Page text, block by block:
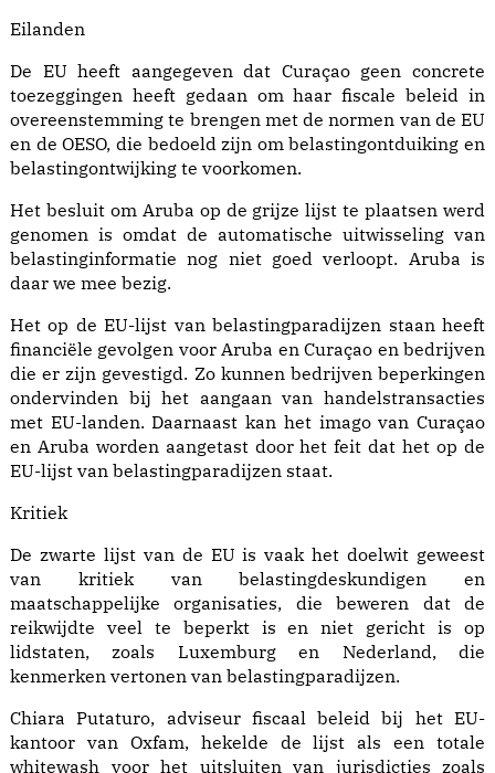
Eilanden
De EU heeft aangegeven dat Curaçao geen concrete
toezeggingen heeft gedaan om haar fiscale beleid in
overeenstemming te brengen met de normen van de EU
en de OESO, die bedoeld zijn om belastingontduiking en
belastingontwijking te voorkomen.
Het besluit om Aruba op de grijze lijst te plaatsen werd
genomen is omdat de automatische uitwisseling van
belastinginformatie nog niet goed verloopt. Aruba is
daar we mee bezig.
Het op de EU-lijst van belastingparadijzen staan heeft
financiële gevolgen voor Aruba en Curaçao en bedrijven
die er zijn gevestigd. Zo kunnen bedrijven beperkingen
ondervinden bij het aangaan van handelstransacties
met EU-landen. Daarnaast kan het imago van Curaçao
en Aruba worden aangetast door het feit dat het op de
EU-lijst van belastingparadijzen staat.
Kritiek
De zwarte lijst van de EU is vaak het doelwit geweest
van kritiek van belastingdeskundigen en
maatschappelijke organisaties, die beweren dat de
reikwijdte veel te beperkt is en niet gericht is op
lidstaten, zoals Luxemburg en Nederland, die
kenmerken vertonen van belastingparadijzen.
Chiara Putaturo, adviseur fiscaal beleid bij het EU-
kantoor van Oxfam, hekelde de lijst als een totale
whitewash voor het uitsluiten van jurisdicties zoals